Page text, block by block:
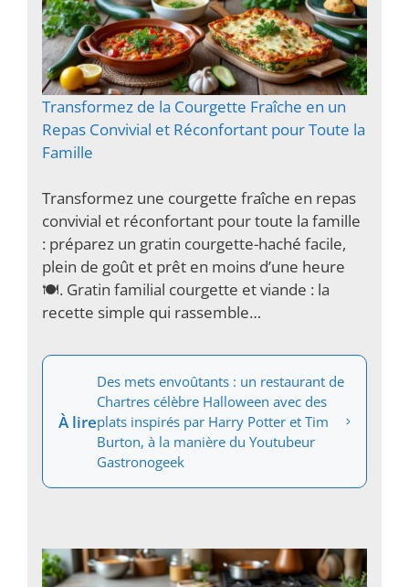
Transformez de la Courgette Fraîche en un
Repas Convivial et Réconfortant pour Toute la
Famille
Transformez une courgette fraîche en repas
convivial et réconfortant pour toute la famille
: préparez un gratin courgette-haché facile,
plein de goût et prêt en moins d’une heure
🍽️. Gratin familial courgette et viande : la
recette simple qui rassemble…
À lire
Des mets envoûtants : un restaurant de
Chartres célèbre Halloween avec des
plats inspirés par Harry Potter et Tim
Burton, à la manière du Youtubeur
Gastronogeek